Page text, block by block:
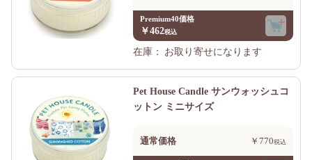
Premium40価格
￥462
在庫：
お取り寄せになります
Pet House Candle サンウォッシュコ
ットン ミニサイズ
通常価格 ￥770